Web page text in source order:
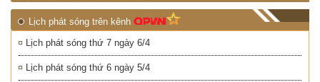
Lịch phát sóng trên kênh
Lịch phát sóng thứ 7 ngày 6/4
Lịch phát sóng thứ 6 ngày 5/4